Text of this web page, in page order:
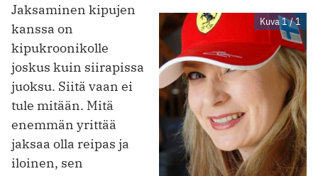
Kuva 1 / 1
Jaksaminen kipujen
kanssa on
kipukroonikolle
joskus kuin siirapissa
juoksu. Siitä vaan ei
tule mitään. Mitä
enemmän yrittää
jaksaa olla reipas ja
iloinen, sen